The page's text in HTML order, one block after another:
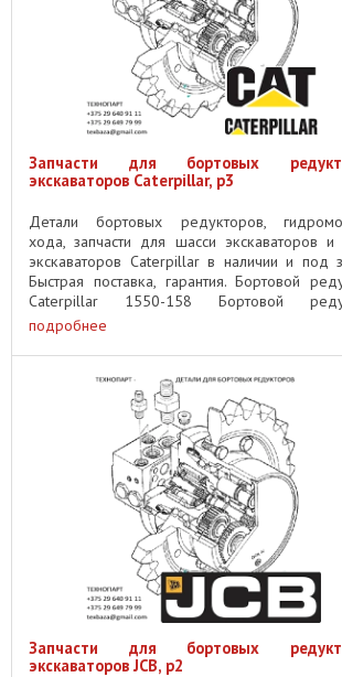
Запчасти для бортовых
экскаваторов Caterpillar, p3
Детали бортовых редукторов,
хода, запчасти для шасси экскаваторов и
экскаваторов Caterpillar в наличии и под
Быстрая поставка, гарантия. Бортовой
Caterpillar 1550-158 Бортовой
Caterpillar 1621379 Бортовой ...
подробнее
Запчасти для бортовых
экскаваторов JCB, p2